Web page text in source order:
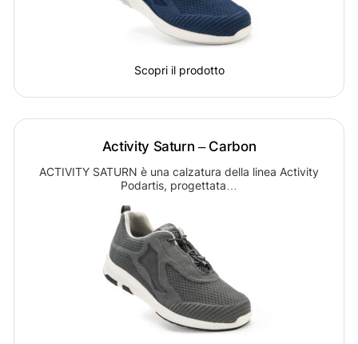
Scopri il prodotto
Activity Saturn – Carbon
ACTIVITY SATURN è una calzatura della linea Activity
Podartis, progettata…